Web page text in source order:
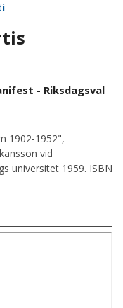
- Riksdagsval
1902-1952",
vid
universitet 1959. ISBN